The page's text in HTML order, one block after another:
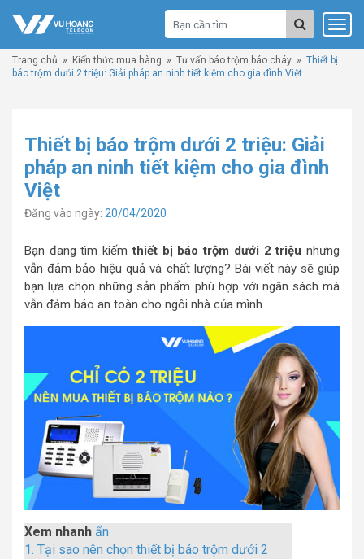
Trang chủ » Kiến thức mua hàng » Tư vấn báo trộm báo cháy » Thiết bị
báo trộm dưới 2 triệu: Giải pháp an ninh tiết kiệm cho gia đình Việt
Thiết bị báo trộm dưới 2 triệu: Giải
pháp an ninh tiết kiệm cho gia đình
Việt
Đăng vào ngày: 20/04/2020
Bạn đang tìm kiếmthiết bị báo trộm dưới 2 triệu nhưng
vẫn đảm bảo hiệu quả và chất lượng? Bài viết này sẽ giúp
bạn lựa chọn những sản phẩm phù hợp với ngân sách mà
vẫn đảm bảo an toàn cho ngôi nhà của mình.
Xem nhanh ẩn
1. Tại sao nên chọn thiết bị báo trộm dưới 2